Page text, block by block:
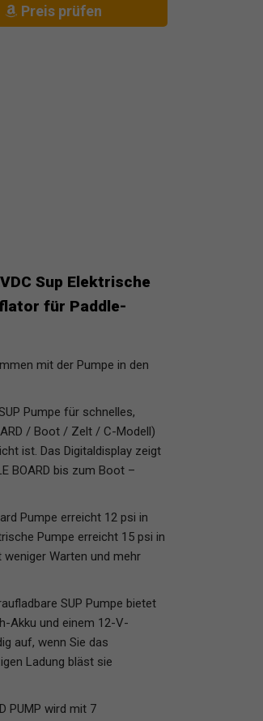
Preis prüfen
Sup Elektrische
für Paddle-
mit der Pumpe in den
Pumpe für schnelles,
/ Boot / Zelt / C-Modell)
ist. Das Digitaldisplay zeigt
BOARD bis zum Boot –
Pumpe erreicht 12 psi in
Pumpe erreicht 15 psi in
weniger Warten und mehr
SUP Pumpe bietet
Akku und einem 12-V-
auf, wenn Sie das
Ladung bläst sie
PUMP wird mit 7